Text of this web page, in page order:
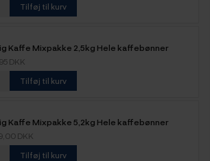
Tilføj til kurv
Kaffe Mixpakke 2,5kg Hele kaffebønner
DKK
Tilføj til kurv
Kaffe Mixpakke 5,2kg Hele kaffebønner
DKK
Tilføj til kurv